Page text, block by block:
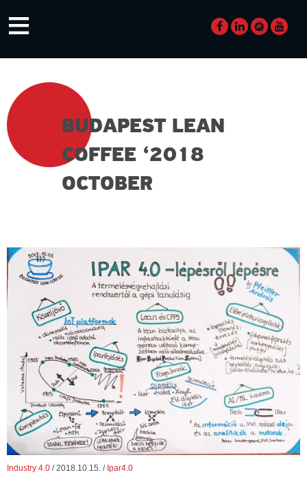
≡
BUDAPEST LEAN
COFFEE ‘2018
OCTOBER
Industry 4.0 /2018.10.15. / Ipar4.0